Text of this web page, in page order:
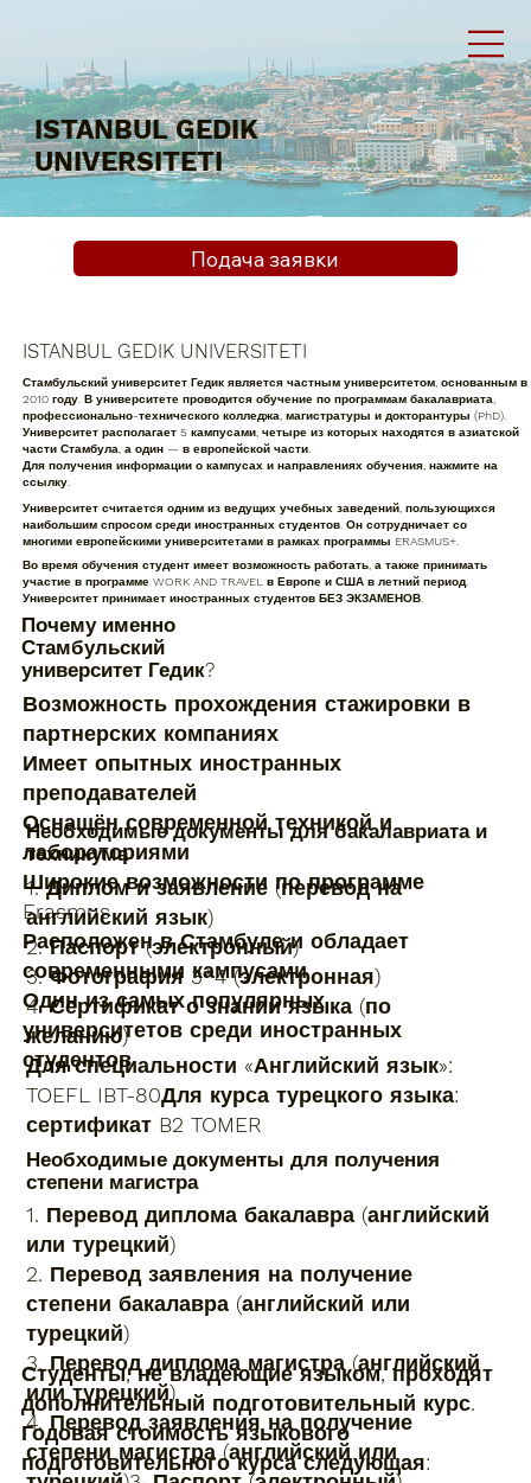
ISTANBUL GEDIK
UNIVERSITETI
Подача заявки
ISTANBUL GEDIK UNIVERSITETI
Стамбульский университет Гедик является частным университетом, основанным в
2010 году. В университете проводится обучение по программам бакалавриата,
профессионально-технического колледжа, магистратуры и докторантуры (PhD).
Университет располагает 5 кампусами, четыре из которых находятся в азиатской
части Стамбула, а один — в европейской части.
Для получения информации о кампусах и направлениях обучения, нажмите на
ссылку.
Университет считается одним из ведущих учебных заведений, пользующихся
наибольшим спросом среди иностранных студентов. Он сотрудничает со
многими европейскими университетами в рамках программы ERASMUS+.
Во время обучения студент имеет возможность работать, а также принимать
участие в программе WORK AND TRAVEL в Европе и США в летний период.
Университет принимает иностранных студентов БЕЗ ЭКЗАМЕНОВ.
Почему именно
Стамбульский
университет Гедик?
Возможность прохождения стажировки в
партнерских компаниях
Имеет опытных иностранных
преподавателей
Оснащён современной техникой и
лабораториями
Широкие возможности по программе
Erasmus
Расположен в Стамбуле и обладает
современными кампусами
Один из самых популярных
университетов среди иностранных
студентов
Необходимые документы для бакалавриата и
техникума
1. Диплом и заявление (перевод на
английский язык)
2. Паспорт (электронный)
3. Фотография 3*4 (электронная)
4. Сертификат о знании языка (по
желанию)
Для специальности «Английский язык»:
TOEFL IBT-80Для курса турецкого языка:
сертификат B2 TOMER
Необходимые документы для получения
степени магистра
1. Перевод диплома бакалавра (английский
или турецкий)
2. Перевод заявления на получение
степени бакалавра (английский или
турецкий)
3. Перевод диплома магистра (английский
или турецкий)
4. Перевод заявления на получение
степени магистра (английский или
Студенты, не владеющие языком, проходят
дополнительный подготовительный курс.
Годовая стоимость языкового
подготовительного курса следующая: